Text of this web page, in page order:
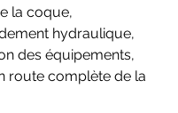
la coque,
hydraulique,
des équipements,
route complète de la